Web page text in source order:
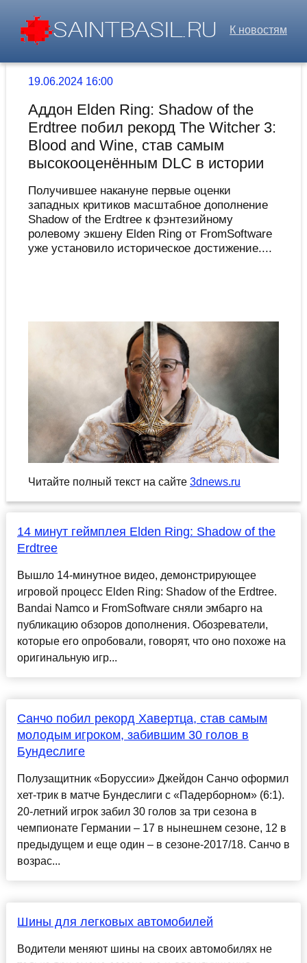
К новостям
19.06.2024 16:00
Аддон Elden Ring: Shadow of the
Erdtree побил рекорд The Witcher 3:
Blood and Wine, став самым
высокооценённым DLC в истории
Получившее накануне первые оценки
западных критиков масштабное дополнение
Shadow of the Erdtree к фэнтезийному
ролевому экшену Elden Ring от FromSoftware
уже установило историческое достижение....
Читайте полный текст на сайте 3dnews.ru
14 минут геймплея Elden Ring: Shadow of the
Erdtree
Вышло 14-минутное видео, демонстрирующее
игровой процесс Elden Ring: Shadow of the Erdtree.
Bandai Namco и FromSoftware сняли эмбарго на
публикацию обзоров дополнения. Обозреватели,
которые его опробовали, говорят, что оно похоже на
оригинальную игр...
Санчо побил рекорд Хавертца, став самым
молодым игроком, забившим 30 голов в
Бундеслиге
Полузащитник «Боруссии» Джейдон Санчо оформил
хет-трик в матче Бундеслиги с «Падерборном» (6:1).
20-летний игрок забил 30 голов за три сезона в
чемпионате Германии – 17 в нынешнем сезоне, 12 в
предыдущем и еще один – в сезоне-2017/18. Санчо в
возрас...
Шины для легковых автомобилей
Водители меняют шины на своих автомобилях не